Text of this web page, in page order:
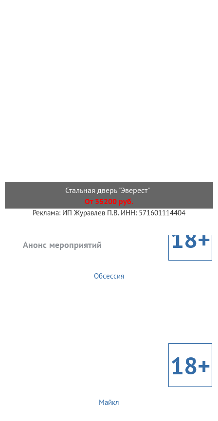
Стальная дверь "Эверест"
От 35200 руб.
Реклама: ИП Журавлев П.В. ИНН: 571601114404
Анонс мероприятий 18+
Обсессия
18+
Майкл